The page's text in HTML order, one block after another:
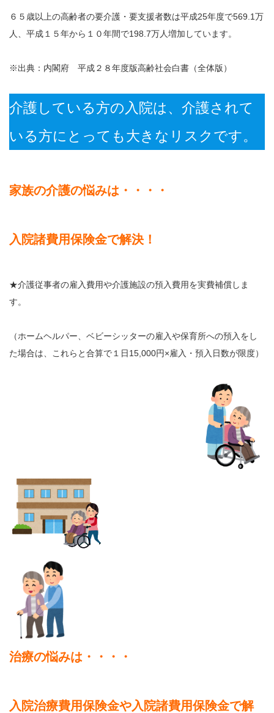
６５歳以上の高齢者の要介護・要支援者数は平成25年度で569.1万
人、平成１５年から１０年間で198.7万人増加しています。
※出典：内閣府 平成２８年度版高齢社会白書（全体版）
介護している方の入院は、介護されて
いる方にとっても大きなリスクです。
家族の介護の悩みは・・・・
入院諸費用保険金で解決！
★介護従事者の雇入費用や介護施設の預入費用を実費補償しま
す。
（ホームヘルパー、ベビーシッターの雇入や保育所への預入をし
た場合は、これらと合算で１日15,000円×雇入・預入日数が限度）
治療の悩みは・・・・
入院治療費用保険金や入院諸費用保険金で解